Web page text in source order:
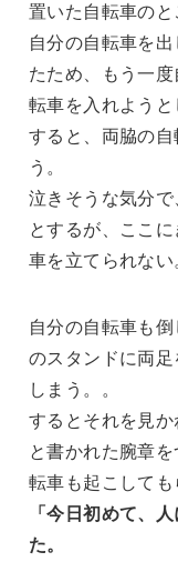
置いた自転車のと
自分の自転車を
たため、もう一
転車を入れようと
すると、両脇の
う。
泣きそうな気分
とするが、ここ
車を立てられない
自分の自転車も
のスタンドに両
しまう。。
するとそれを見
と書かれた腕章
転車も起こしても
「今日初めて、
た。